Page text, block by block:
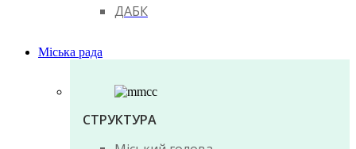
ДАБК
Міська рада
СТРУКТУРА